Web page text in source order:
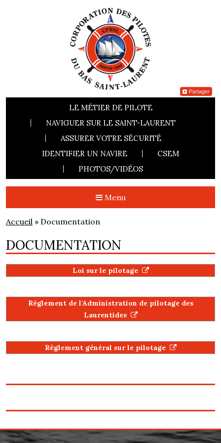
Partager
LE MÉTIER DE PILOTE
NAVIGUER SUR LE SAINT-LAURENT
ASSURER VOTRE SÉCURITÉ
IDENTIFIER UN NAVIRE
CSEM
PHOTOS/VIDÉOS
Menu
Accueil » Documentation
DOCUMENTATION
Loi sur le pilotage
Règlement de l'Administration de pilotage des
Laurentides
Règlement général sur le pilotage